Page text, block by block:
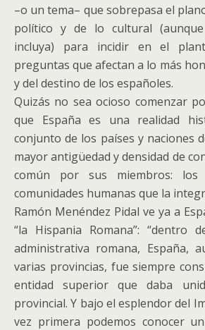
–o un tema– que sobrepasa el
político y de lo cultural
incluya) para incidir en el
preguntas que afectan a lo más
y del destino de los españoles.
Quizás no sea ocioso comenzar
que España es una realidad
conjunto de los países y naciones
mayor antigüedad y densidad de
común por sus miembros:
comunidades humanas que la
Ramón Menéndez Pidal ve ya a
“la Hispania Romana”: “dentro
administrativa romana, España,
varias provincias, fue siempre
entidad superior que daba
provincial. Y bajo el esplendor del
vez primera podemos conocer